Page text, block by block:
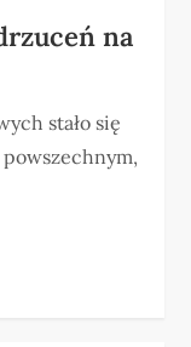
na
stało się